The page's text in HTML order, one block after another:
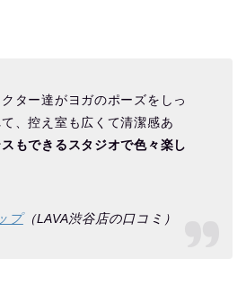
ター達がヨガのポーズをしっ
、控え室も広くて清潔感あ
もできるスタジオで色々楽し
プ（LAVA渋谷店の口コミ）